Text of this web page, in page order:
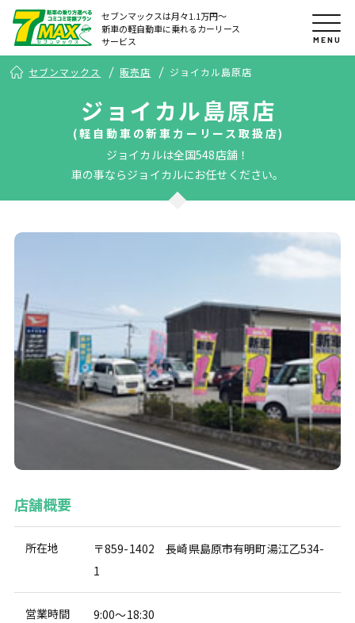
セブンマックスは月々1.1万円〜
新車の軽自動車に乗れるカーリース
サービス
MENU
セブンマックス 販売店 ジョイカル島原店
ジョイカル島原店
(軽自動車の新車カーリース取扱店)
ジョイカルは全国548店舗！
車の事ならジョイカルにお任せください。
店舗概要
所在地
〒859-1402 長崎県島原市有明町湯江乙534-
1
営業時間 9:00～18:30